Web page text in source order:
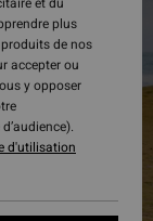
plus
de nos
accepter ou
y opposer
d'utilisation